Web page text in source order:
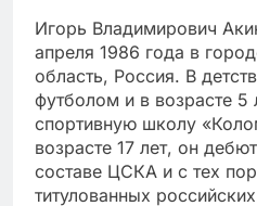
Игорь Владимирович
апреля 1986 года в
область, Россия. В
футболом и в возрасте 5
спортивную школу
возрасте 17 лет, он
составе ЦСКА и с тех
титулованных